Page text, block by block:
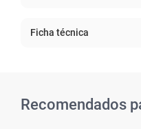
Ficha técnica
Recomendados